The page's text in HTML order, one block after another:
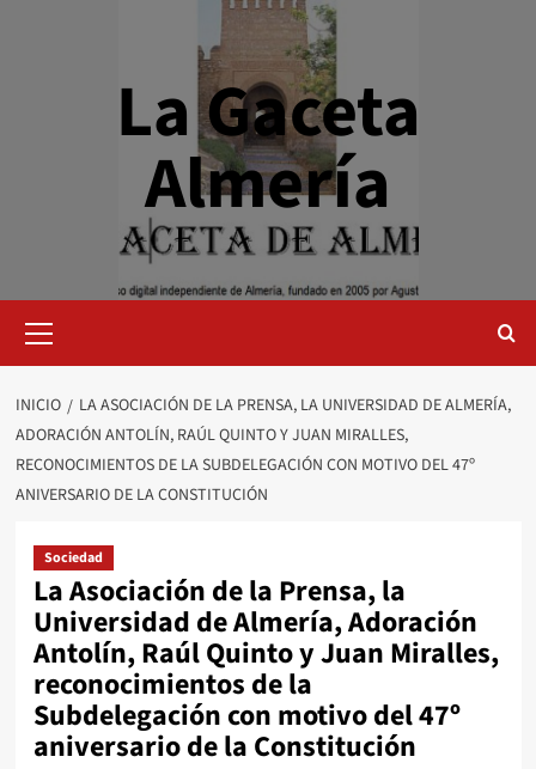
La Gaceta
Almería
primario
INICIO
LA ASOCIACIÓN DE LA PRENSA, LA UNIVERSIDAD DE ALMERÍA,
ADORACIÓN ANTOLÍN, RAÚL QUINTO Y JUAN MIRALLES,
RECONOCIMIENTOS DE LA SUBDELEGACIÓN CON MOTIVO DEL 47º
ANIVERSARIO DE LA CONSTITUCIÓN
Sociedad
La Asociación de la Prensa, la
Universidad de Almería, Adoración
Antolín, Raúl Quinto y Juan Miralles,
reconocimientos de la
Subdelegación con motivo del 47º
aniversario de la Constitución